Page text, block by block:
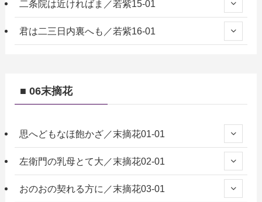
二条院は近ければま／若紫15-01
君は二三日内裏へも／若紫16-01
■ 06末摘花
思へどもなほ飽かざ／末摘花01-01
左衛門の乳母とて大／末摘花02-01
おのおの契れる方に／末摘花03-01